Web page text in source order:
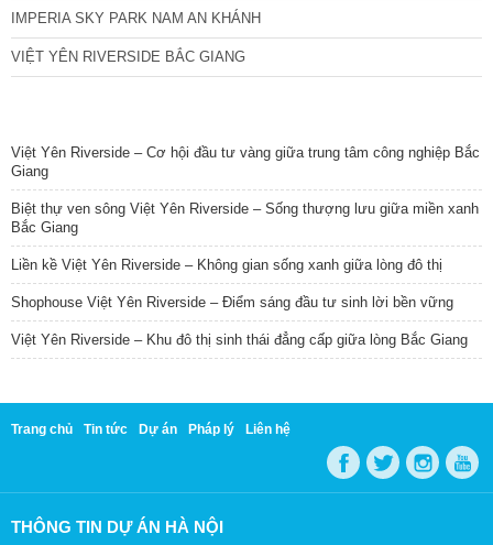
IMPERIA SKY PARK NAM AN KHÁNH
VIỆT YÊN RIVERSIDE BẮC GIANG
Việt Yên Riverside – Cơ hội đầu tư vàng giữa trung tâm công nghiệp Bắc
Giang
Biệt thự ven sông Việt Yên Riverside – Sống thượng lưu giữa miền xanh
Bắc Giang
Liền kề Việt Yên Riverside – Không gian sống xanh giữa lòng đô thị
Shophouse Việt Yên Riverside – Điểm sáng đầu tư sinh lời bền vững
Việt Yên Riverside – Khu đô thị sinh thái đẳng cấp giữa lòng Bắc Giang
Trang chủ Tin tức Dự án Pháp lý Liên hệ
THÔNG TIN DỰ ÁN HÀ NỘI